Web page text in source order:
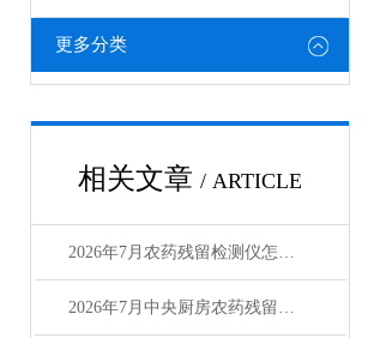
更多分类
相关文章 / ARTICLE
2026年7月农药残留检测仪怎么选？中央厨房选购指南
2026年7月中央厨房农药残留检测仪怎么选？高性价比厂家测评